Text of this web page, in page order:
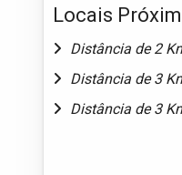
Locais
Distância de 2
Distância de 3
Distância de 3